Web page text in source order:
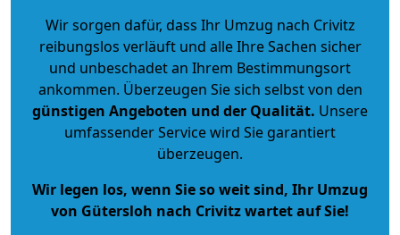
Wir sorgen dafür, dass Ihr Umzug nach Crivitz
reibungslos verläuft und alle Ihre Sachen sicher
und unbeschadet an Ihrem Bestimmungsort
ankommen. Überzeugen Sie sich selbst von den
günstigen Angeboten und der Qualität. Unsere
umfassender Service wird Sie garantiert
überzeugen.
Wir legen los, wenn Sie so weit sind, Ihr Umzug
von Gütersloh nach Crivitz wartet auf Sie!